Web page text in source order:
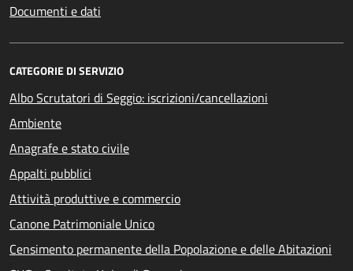
Documenti e dati
CATEGORIE DI SERVIZIO
Albo Scrutatori di Seggio: iscrizioni/cancellazioni
Ambiente
Anagrafe e stato civile
Appalti pubblici
Attività produttive e commercio
Canone Patrimoniale Unico
Censimento permanente della Popolazione e delle Abitazioni